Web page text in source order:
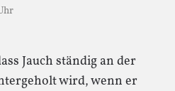
Jauch ständig an der
wird, wenn er